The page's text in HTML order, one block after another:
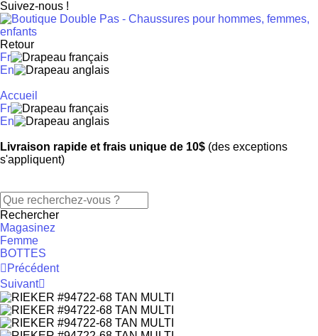
Suivez-nous !
Retour
Fr
En
Accueil
Fr
En
Livraison rapide et frais unique de 10$ (des exceptions
s'appliquent)
Rechercher
Magasinez
Femme
BOTTES
Précédent
Suivant